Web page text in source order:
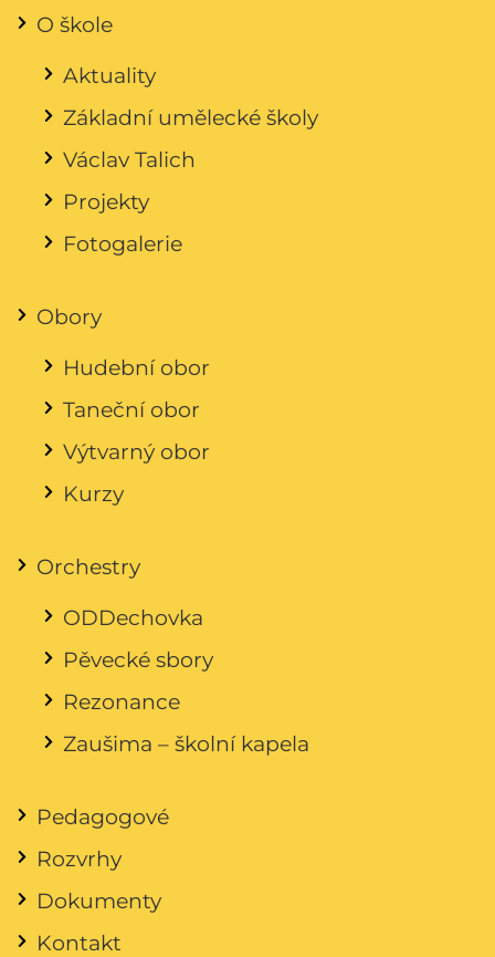
O škole
Aktuality
Základní umělecké školy
Václav Talich
Projekty
Fotogalerie
Obory
Hudební obor
Taneční obor
Výtvarný obor
Kurzy
Orchestry
ODDechovka
Pěvecké sbory
Rezonance
Zaušima – školní kapela
Pedagogové
Rozvrhy
Dokumenty
Kontakt